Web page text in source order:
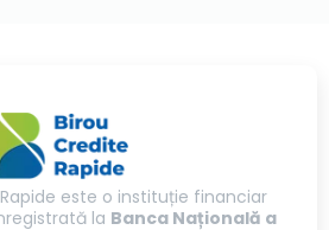
este o instituție financiar
la Banca Națională a